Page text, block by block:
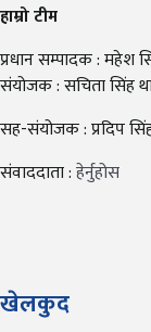
हाम्रो टीम
प्रधान सम्पादक : महेश
संयोजक : सचिता सिंह
सह-संयोजक : प्रदिप
संवाददाता :हेर्नुहोस
खेलकुद